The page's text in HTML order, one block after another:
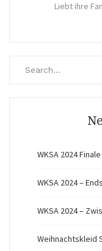
Liebt ihre
WKSA 2024 Finale
WKSA 2024 –
WKSA 2024 –
Weihnachtskleid